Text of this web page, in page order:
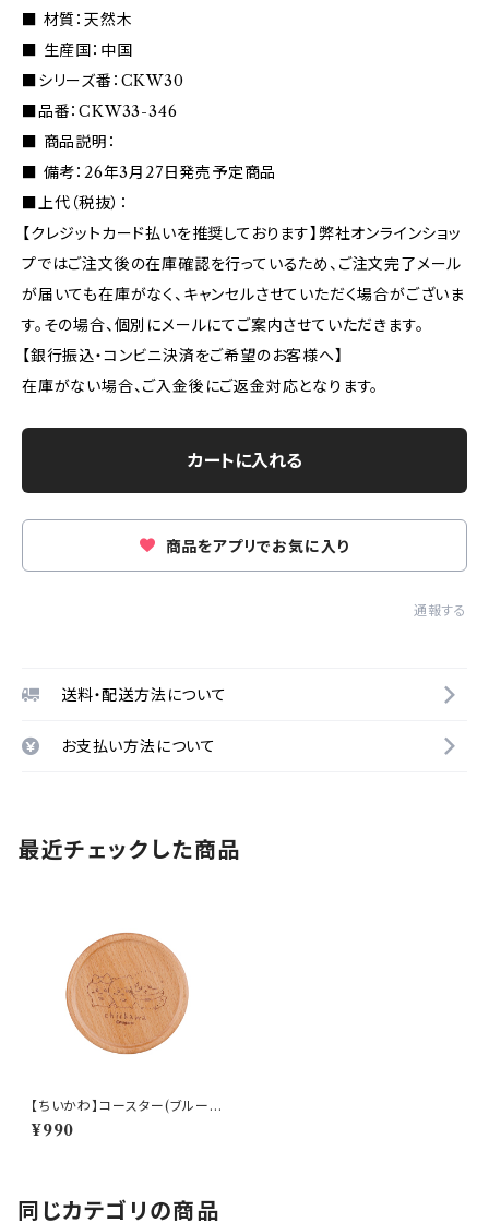
■ 材質：天然木
■ 生産国：中国
■シリーズ番：CKW30
■品番：CKW33-346
■ 商品説明：
■ 備考：26年3月27日発売予定商品
■上代（税抜）：
【クレジットカード払いを推奨しております】弊社オンラインショッ
プではご注文後の在庫確認を行っているため、ご注文完了メール
が届いても在庫がなく、キャンセルさせていただく場合がございま
す。その場合、個別にメールにてご案内させていただきます。
【銀行振込・コンビニ決済をご希望のお客様へ】
在庫がない場合、ご入金後にご返金対応となります。
カートに入れる
商品をアプリでお気に入り
通報する
送料・配送方法について
お支払い方法について
最近チェックした商品
【ちいかわ】コースター(ブルー)
CKW33-346
¥990
同じカテゴリの商品